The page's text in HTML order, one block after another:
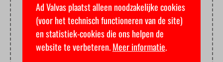
Ad Valvas plaatst alleen noodzakelijke cookies
(voor het technisch functioneren van de site)
en statistiek-cookies die ons helpen de
website te verbeteren.Meer informatie.